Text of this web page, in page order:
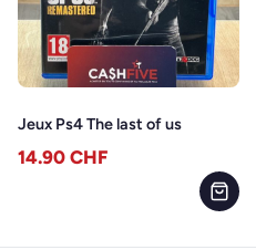
Jeux Ps4 The last of us
14.90 CHF